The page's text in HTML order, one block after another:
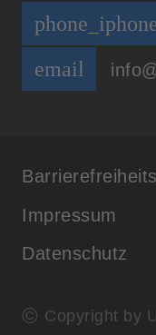
email
Impressum
Datenschutz
© Copyright by